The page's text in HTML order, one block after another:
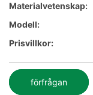
Materialvetenskap:
Modell:
Prisvillkor:
förfrågan